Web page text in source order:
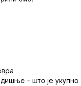
– што је укупно